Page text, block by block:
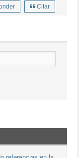
Citar